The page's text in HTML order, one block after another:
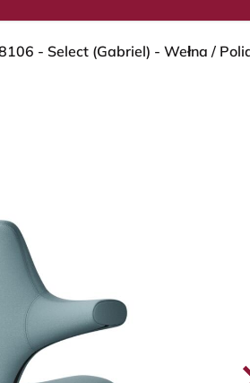
- Select (Gabriel) - Wełna /